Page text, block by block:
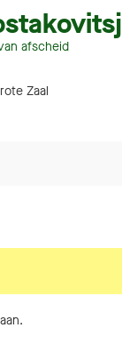
afscheid
Zaal
aan.